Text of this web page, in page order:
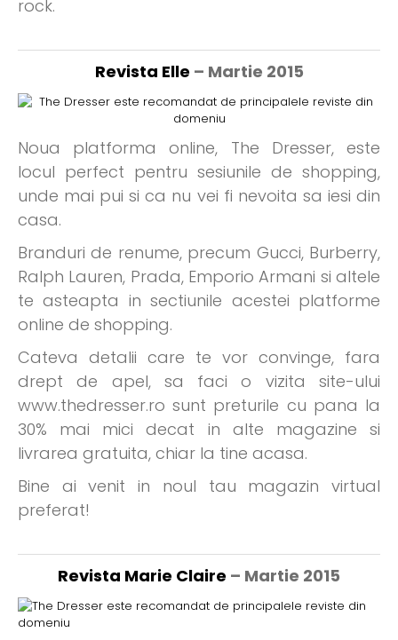
rock.
Revista Elle – Martie 2015
Noua platforma online, The Dresser, este
locul perfect pentru sesiunile de shopping,
unde mai pui si ca nu vei fi nevoita sa iesi din
casa.
Branduri de renume, precum Gucci, Burberry,
Ralph Lauren, Prada, Emporio Armani si altele
te asteapta in sectiunile acestei platforme
online de shopping.
Cateva detalii care te vor convinge, fara
drept de apel, sa faci o vizita site-ului
www.thedresser.ro sunt preturile cu pana la
30% mai mici decat in alte magazine si
livrarea gratuita, chiar la tine acasa.
Bine ai venit in noul tau magazin virtual
preferat!
Revista Marie Claire – Martie 2015